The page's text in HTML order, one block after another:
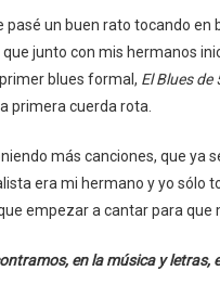
pasé un buen rato tocando en
junto con mis hermanos
blues formal, El Blues de
primera cuerda rota.
más canciones, que ya
era mi hermano y yo sólo
empezar a cantar para que
en la música y letras,